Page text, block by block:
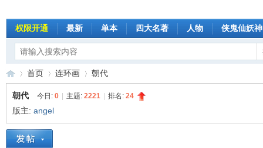
权限开通 最新 单本 四大名著 人物 侠鬼仙妖神
连»
首页
›
连环画
›
朝代
朝代 今日: 0 主题: 2221 排名: 24
版主: angel